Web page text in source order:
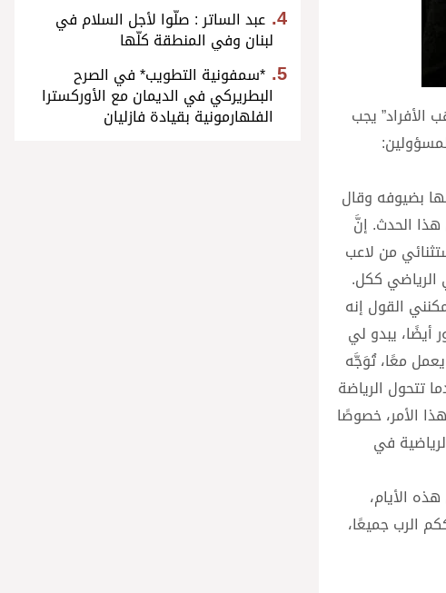
الأفراد” يجب
بضيوفه وقال
هذا الحدث. إنَّ
من لاعب
الرياضي ككل.
القول إنه
أيضًا، يبدو لي
معًا، تُوَجَّه
تتحول الرياضة
الأمر، خصوصًا
في
الأيام،
الرب جميعًا،
عبد الساتر : صلّوا لأجل السلام في
لبنان وفي المنطقة كلّها
*سمفونية التطويب* في الصرح
البطريركي في الديمان مع الأوركسترا
الفلهارمونية بقيادة فازليان